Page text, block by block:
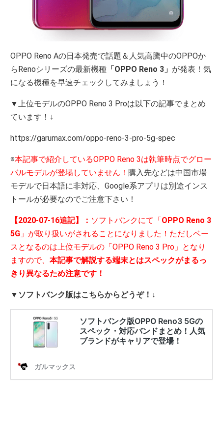
OPPO Reno Aの日本発売で話題＆人気高騰中のOPPOか
らRenoシリーズの最新機種 「OPPO Reno 3」 が発表！気
になる機種を早速チェックしてみましょう！
▼上位モデルのOPPO Reno 3 Proは以下の記事でまとめ
ています！↓
https://garumax.com/oppo-reno-3-pro-5g-spec
※本記事で紹介しているOPPO Reno 3は執筆時点でグロー
バルモデルが登場していません！購入先などは中国市場
モデルで日本語に非対応、Google系アプリは別途インス
トールが必要なのでご注意下さい！
【2020-07-16追記】： ソフトバンクにて「OPPO Reno 3
5G 」が取り扱いがされることになりました！ただしベー
スとなるのは上位モデルの「OPPO Reno 3 Pro」となり
ますので、本記事で解説する端末とはスペックがまるっ
きり異なるため注意です！
▼ソフトバンク版はこちらからどうぞ！↓